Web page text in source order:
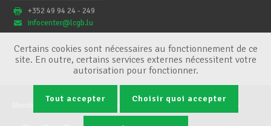
+352 49 94 24 - 249
infocenter@lcgb.lu
Conditions générales Gestion des cookies
Certains cookies sont nécessaires au fonctionnement de ce
site. En outre, certains services externes nécessitent votre
autorisation pour fonctionner.
Tout accepter Choisir quoi accepter